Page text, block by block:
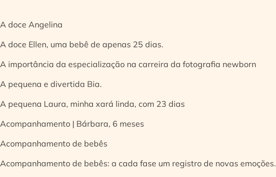
A doce Angelina
A doce Ellen, uma bebê de apenas 25 dias.
A importância da especialização na carreira da fotografia newborn
A pequena e divertida Bia.
A pequena Laura, minha xará linda, com 23 dias
Acompanhamento | Bárbara, 6 meses
Acompanhamento de bebês
Acompanhamento de bebês: a cada fase um registro de novas emoções.